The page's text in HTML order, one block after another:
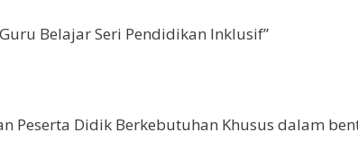
Belajar Seri Pendidikan Inklusif”
Peserta Didik Berkebutuhan Khusus dalam